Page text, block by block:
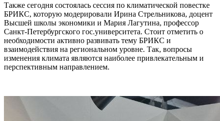
Также сегодня состоялась сессия по климатической повестке
БРИКС, которую модерировали Ирина Стрельникова, доцент
Высшей школы экономики и Мария Лагутина, профессор
Санкт-Петербургского гос.университета. Стоит отметить о
необходимости активно развивать тему БРИКС и
взаимодействия на региональном уровне. Так, вопросы
изменения климата являются наиболее привлекательным и
перспективным направлением.